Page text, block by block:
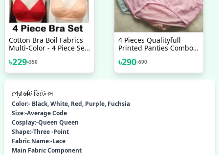
Cotton Bra Boil Fabrics
Multi-Color - 4 Piece Set
৳229৳350
4 Pieces Qualityfull
Printed Panties Combo
৳290৳690
প্রোডাক্ট ডিটেলস
Color:- Black, White, Red, Purple, Fuchsia
Size:-Average Code
Cosplay:-Queen Queen
Shape:-Three -Point
Fabric Name:-Lace
Main Fabric Component